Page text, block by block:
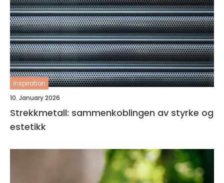
inspiration
10. January 2026
Strekkmetall: sammenkoblingen av styrke og
estetikk